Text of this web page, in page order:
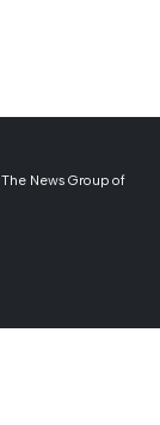
News Group of